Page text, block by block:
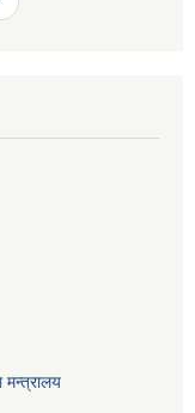
मन्त्रालय